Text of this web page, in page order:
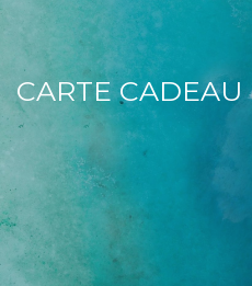
CARTE CADEAU